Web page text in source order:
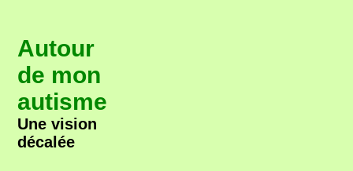
Autour
de mon
autisme
Une vision
décalée